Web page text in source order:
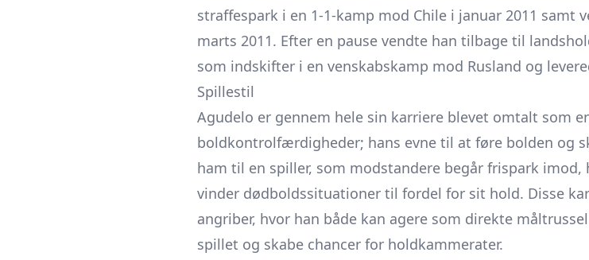
straffespark i en 1-1-kamp mod Chile i januar 2011 samt
marts 2011. Efter en pause vendte han tilbage til
som indskifter i en venskabskamp mod Rusland og
Spillestil
Agudelo er gennem hele sin karriere blevet omtalt som
boldkontrolfærdigheder; hans evne til at føre bolden og
ham til en spiller, som modstandere begår frispark
vinder dødboldssituationer til fordel for sit hold. Disse
angriber, hvor han både kan agere som direkte
spillet og skabe chancer for holdkammerater.